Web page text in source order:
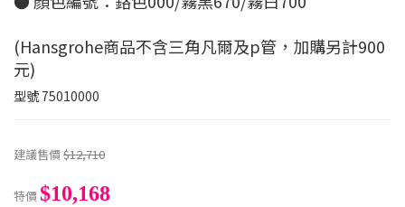
(Hansgrohe商品不含三角凡爾及p管，加購另計900
元)
型號75010000
建議售價$12,710
特價$10,168